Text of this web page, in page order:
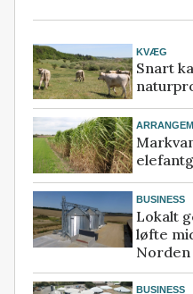
KVÆG
Snart
BUSINESS
Lokalt
løfte
Norden
BUSINESS